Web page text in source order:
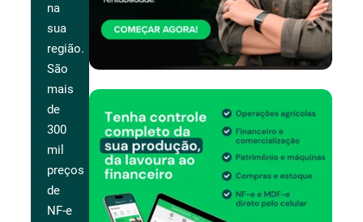
na
sua
região.
São
mais
de
300
mil
preços
de
NF-e